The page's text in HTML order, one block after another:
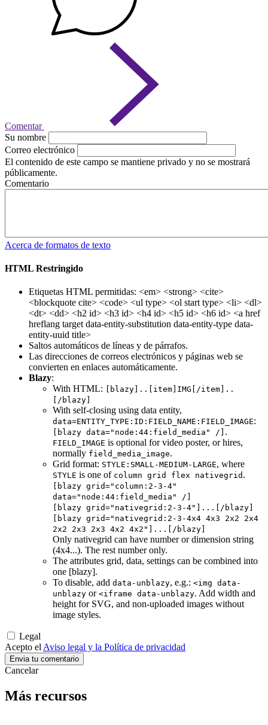
Comentar
Su nombre
Correo electrónico
El contenido de este campo se mantiene privado y no se mostrará
públicamente.
Comentario
Acerca de formatos de texto
HTML Restringido
Etiquetas HTML permitidas: <em> <strong> <cite>
<blockquote cite> <code> <ul type> <ol start type> <li> <dl>
<dt> <dd> <h2 id> <h3 id> <h4 id> <h5 id> <h6 id> <a href
hreflang target data-entity-substitution data-entity-type data-
entity-uuid title>
Saltos automáticos de líneas y de párrafos.
Las direcciones de correos electrónicos y páginas web se
convierten en enlaces automáticamente.
Blazy:
With HTML:
[blazy]..[item]IMG[/item]..
[/blazy]
With self-closing using data entity,
data=ENTITY_TYPE:ID:FIELD_NAME:FIELD_IMAGE:
[blazy data="node:44:field_media" /] .
FIELD_IMAGE is optional for video poster, or hires,
normally field_media_image.
Grid format: STYLE:SMALL-MEDIUM-LARGE, where
STYLE is one of column grid flex nativegrid .
[blazy grid="column:2-3-4"
data="node:44:field_media" /]
[blazy grid="nativegrid:2-3-4"]...[/blazy]
[blazy grid="nativegrid:2-3-4x4 4x3 2x2 2x4
2x2 2x3 2x3 4x2 4x2"]...[/blazy]
Only nativegrid can have number or dimension string
(4x4...). The rest number only.
The attributes grid, data, settings can be combined into
one [blazy].
To disable, add data-unblazy, e.g.: <img data-
unblazy or <iframe data-unblazy. Add width and
height for SVG, and non-uploaded images without
image styles.
Legal
Acepto el Aviso legal y la Política de privacidad
Cancelar
Más recursos